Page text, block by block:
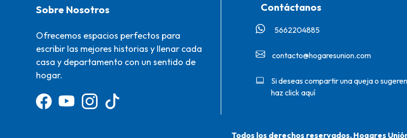
Sobre Nosotros
Ofrecemos espacios perfectos para
escribir las mejores historias y llenar cada
casa y departamento con un sentido de
hogar.
Contáctanos
5662204885‬
contacto@hogaresunion.com
Si deseas compartir una queja o
haz click aquí
Todos los derechos reservados. Hogares